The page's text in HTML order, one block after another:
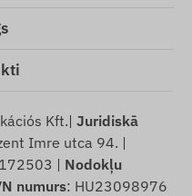
Kft.| Juridiskā
Imre utca 94. |
| Nodokļu
numurs: HU23098976